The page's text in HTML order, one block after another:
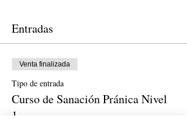
Entradas
Venta finalizada
Tipo de entrada
Curso de Sanación Pránica Nivel
1